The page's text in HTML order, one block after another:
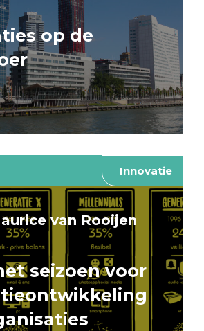
op de
Innovatie
van Rooijen
seizoen voor